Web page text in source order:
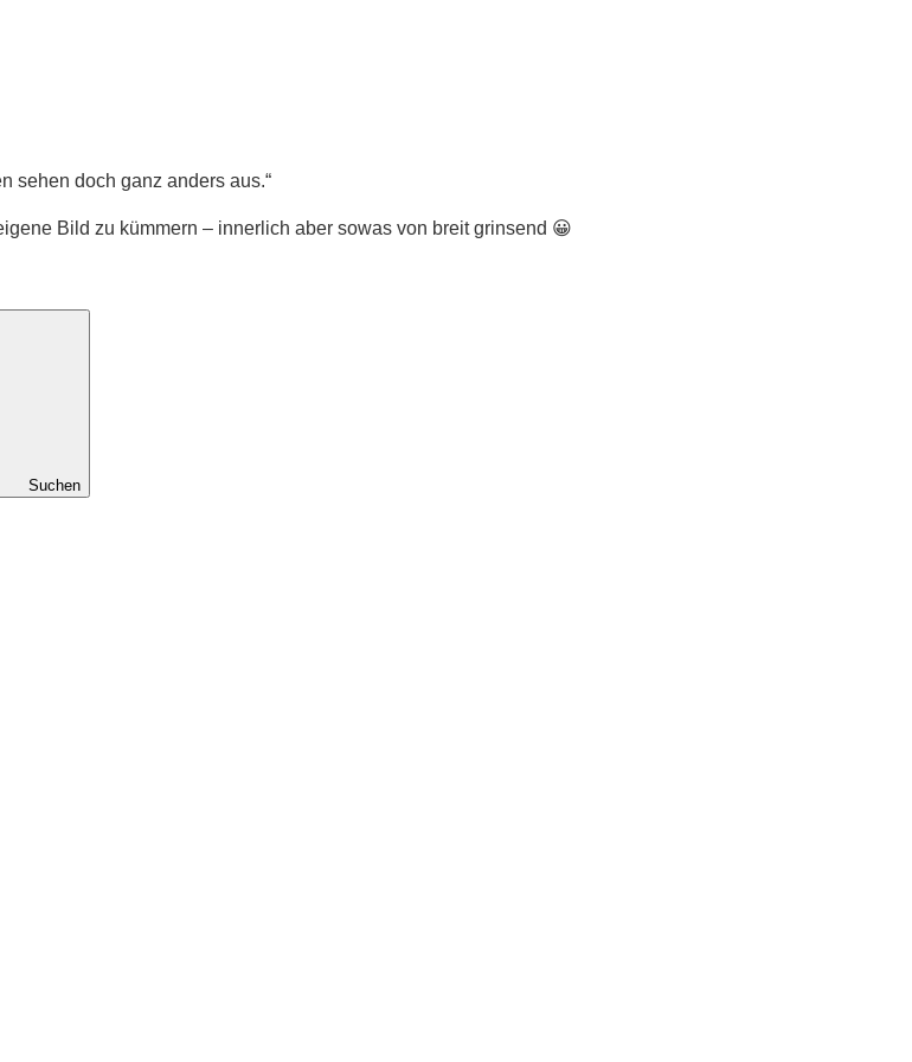
sehen doch ganz anders aus.“
Bild zu kümmern – innerlich aber sowas von breit grinsend 😀
Suchen